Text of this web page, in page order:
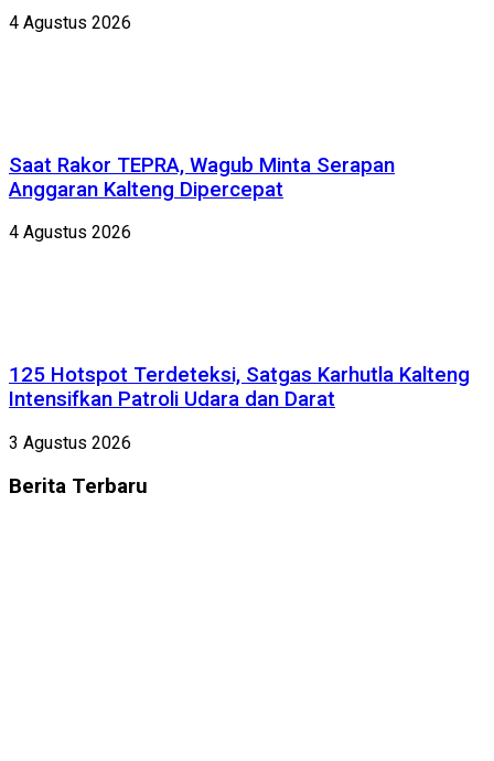
4 Agustus 2026
Saat Rakor TEPRA, Wagub Minta Serapan
Anggaran Kalteng Dipercepat
4 Agustus 2026
125 Hotspot Terdeteksi, Satgas Karhutla Kalteng
Intensifkan Patroli Udara dan Darat
3 Agustus 2026
Berita Terbaru